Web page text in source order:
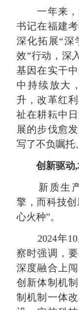
一年来，
书记在福建
深化拓展“深
效”行动，深
基因在实干
中持续放大
升，改革红
祉在耕耘中
展的步伐愈
写了不负嘱托
创新驱动
新质生产
擎，而科技
心火种”。
2024年10
察时强调，
深度融合上
创新体制机
制机制一体